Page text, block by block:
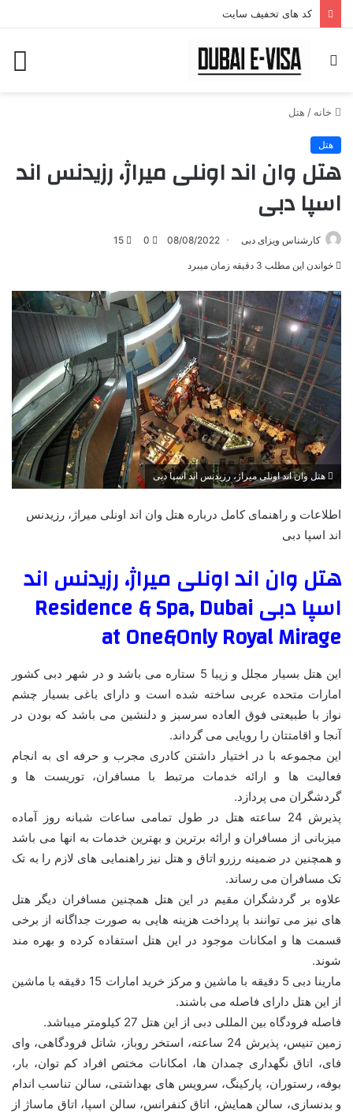
کد های تخفیف سایت
جستجو
خانه / هتل
هتل
هتل وان اند اونلی میراژ، رزیدنس اند
اسپا دبی
کارشناس ویزای دبی 08/08/2022
0
15
خواندن این مطلب 3 دقیقه زمان میبرد
هتل وان اند اونلی میراژ، رزیدنس اند اسپا دبی
اطلاعات و راهنمای کامل درباره هتل وان اند اونلی میراژ، رزیدنس
اند اسپا دبی
هتل وان اند اونلی میراژ، رزیدنس اند
اسپا دبی Residence & Spa, Dubai
at One&Only Royal Mirage
این هتل بسیار مجلل و زیبا 5 ستاره می باشد و در شهر دبی کشور
امارات متحده عربی ساخته شده است و دارای باغی بسیار چشم
نواز با طبیعتی فوق العاده سرسبز و دلنشین می باشد که بودن در
آنجا و اقامتتان را رویایی می گرداند.
این مجموعه با در اختیار داشتن کادری مجرب و حرفه ای به انجام
فعالیت ها و ارائه خدمات مرتبط با مسافران، توریست ها و
گردشگران می پردازد.
پذیرش 24 ساعته هتل در طول تمامی ساعات شبانه روز آماده
میزبانی از مسافران و ارائه برترین و بهترین خدمات به انها می باشد
و همچنین در ضمینه رزرو اتاق و هتل نیز راهنمایی های لازم را به تک
تک مسافران می رساند.
علاوه بر گردشگران مقیم در این هتل همچنین مسافران دیگر هتل
های نیز می توانند با پرداخت هزینه هایی به صورت جداگانه از برخی
قسمت ها و امکانات موجود در این هتل استفاده کرده و بهره مند
شوند.
مارینا دبی 5 دقیقه با ماشین و مرکز خرید امارات 15 دقیقه با ماشین
از این هتل دارای فاصله می باشند.
فاصله فرودگاه بین المللی دبی از این هتل 27 کیلومتر میباشد.
زمین تنیس، پذیرش 24 ساعته، استخر روباز، شاتل فرودگاهی، وای
فای، اتاق نگهداری چمدان ها، امکانات مختص افراد کم توان، بار،
بوفه، رستوران، پارکینگ، سرویس های بهداشتی، سالن تناسب اندام
و بدنسازی، سالن همایش، اتاق کنفرانس، سالن اسپا، اتاق ماساژ از